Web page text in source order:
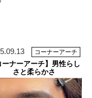
コーナーアーチ
ーナーアーチ】男性らし
さと柔らかさ